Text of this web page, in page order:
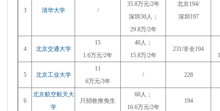
3 清华大学 /
35.8万元/2年
深圳30人；
29.8万/2年
北京194/
深圳197
4 北京交通大学
15
1.6万元/2年
40人；
15.8万/2年
231/非全194
5 北京工业大学
11
6万元/3年
/
228
6
北京航空航天大
学
只招收推免生
60人；
16.6万元/2年
194